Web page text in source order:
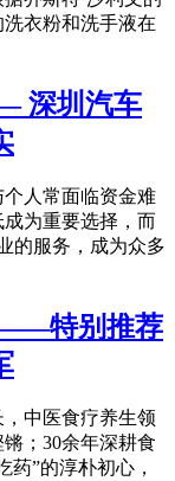
洗衣粉和洗手液在
深圳汽车
人常面临资金难
为重要选择，而
的服务，成为众多
——特别推荐
中医食疗养生领
；30余年深耕食
药”的淳朴初心，